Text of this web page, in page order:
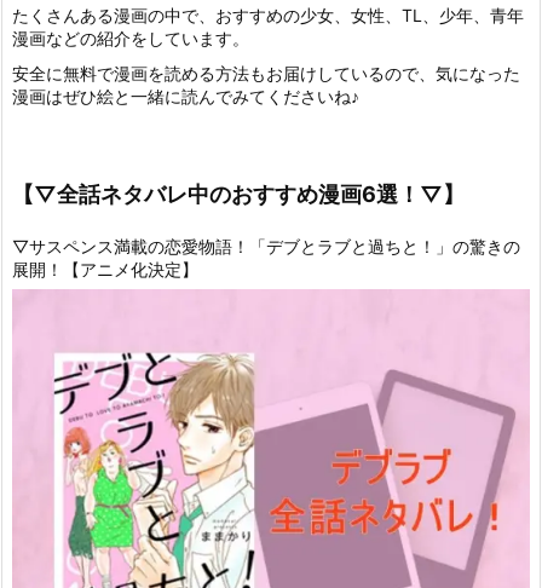
たくさんある漫画の中で、おすすめの少女、女性、TL、少年、青年
漫画などの紹介をしています。
安全に無料で漫画を読める方法もお届けしているので、気になった
漫画はぜひ絵と一緒に読んでみてくださいね♪
【▽全話ネタバレ中のおすすめ漫画6選！▽】
▽サスペンス満載の恋愛物語！「デブとラブと過ちと！」の驚きの
展開！【アニメ化決定】